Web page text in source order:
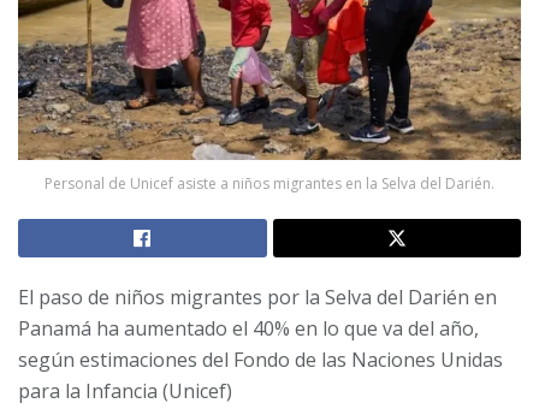
Personal de Unicef asiste a niños migrantes en la Selva del Darién.
El paso de niños migrantes por la Selva del Darién en
Panamá ha aumentado el 40% en lo que va del año,
según estimaciones del Fondo de las Naciones Unidas
para la Infancia (Unicef)